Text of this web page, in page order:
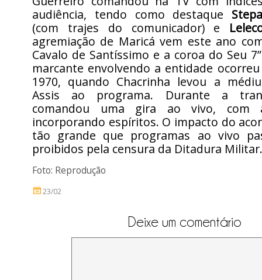
audiência, tendo como destaque
(com trajes do comunicador) e
agremiação de Maricá vem este ano
Cavalo de Santíssimo e a coroa do Seu
marcante envolvendo a entidade
1970, quando Chacrinha levou a
Assis ao programa. Durante a
comandou uma gira ao vivo, com
incorporando espíritos. O impacto do
tão grande que programas ao vivo
proibidos pela censura da Ditadura Militar.
Foto: Reprodução
23/02
Deixe um comentário